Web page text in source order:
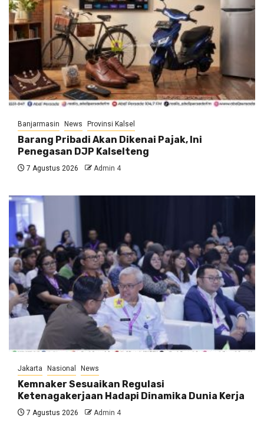
Banjarmasin News Provinsi Kalsel
Barang Pribadi Akan Dikenai Pajak, Ini
Penegasan DJP Kalselteng
7 Agustus 2026 Admin 4
Jakarta Nasional News
Kemnaker Sesuaikan Regulasi
Ketenagakerjaan Hadapi Dinamika Dunia Kerja
7 Agustus 2026 Admin 4